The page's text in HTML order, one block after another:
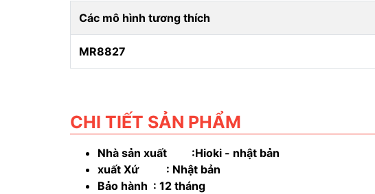
Các mô hình tương thích
MR8827
CHI TIẾT SẢN PHẨM
Nhà sản xuất :Hioki - nhật bản
xuất Xứ : Nhật bản
Bảo hành : 12 tháng